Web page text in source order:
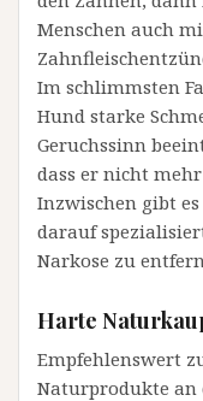
Menschen auch
Im schlimmsten
Hund starke
Geruchssinn
dass er nicht
Inzwischen gibt
darauf
Narkose zu
Harte
Empfehlenswert
Naturprodukte an